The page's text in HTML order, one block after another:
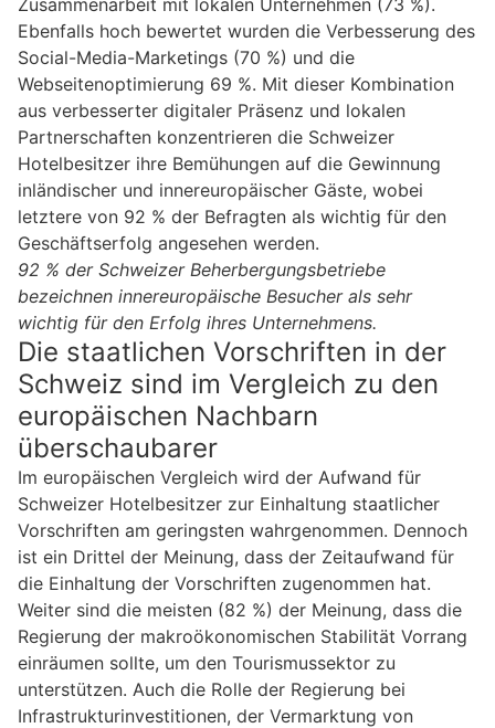
Ebenfalls hoch bewertet wurden die Verbesserung des
Social-Media-Marketings (70 %) und die
Webseitenoptimierung 69 %. Mit dieser Kombination
aus verbesserter digitaler Präsenz und lokalen
Partnerschaften konzentrieren die Schweizer
Hotelbesitzer ihre Bemühungen auf die Gewinnung
inländischer und innereuropäischer Gäste, wobei
letztere von 92 % der Befragten als wichtig für den
Geschäftserfolg angesehen werden.
92 % der Schweizer Beherbergungsbetriebe
bezeichnen innereuropäische Besucher als sehr
wichtig für den Erfolg ihres Unternehmens.
Die staatlichen Vorschriften in der
Schweiz sind im Vergleich zu den
europäischen Nachbarn
überschaubarer
Im europäischen Vergleich wird der Aufwand für
Schweizer Hotelbesitzer zur Einhaltung staatlicher
Vorschriften am geringsten wahrgenommen. Dennoch
ist ein Drittel der Meinung, dass der Zeitaufwand für
die Einhaltung der Vorschriften zugenommen hat.
Weiter sind die meisten (82 %) der Meinung, dass die
Regierung der makroökonomischen Stabilität Vorrang
einräumen sollte, um den Tourismussektor zu
unterstützen. Auch die Rolle der Regierung bei
Infrastrukturinvestitionen, der Vermarktung von